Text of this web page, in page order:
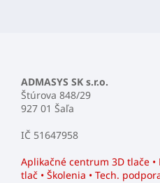
ADMASYS SK s.r.o.
Štúrova 848/29
927 01 Šaľa
IČ 51647958
Aplikačné centrum 3D tlače •
tlač • Školenia • Tech.